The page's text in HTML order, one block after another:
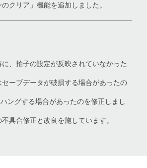
のクリア」機能を追加しました。
、拍子の設定が反映されていなかった
ーブデータが破損する場合があったの
ングする場合があったのを修正しまし
具合修正と改良を施しています。